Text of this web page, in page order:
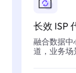
长效 ISP
融合数据中
道，业务场